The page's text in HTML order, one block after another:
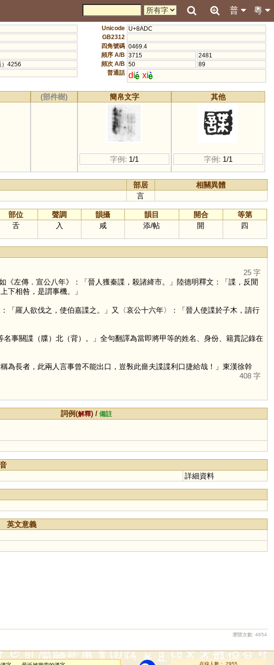
粵
普
）4256
Unicode U+8ADC
GB2312
四角號碼 0469.4
頻序 A/B 3715
2481
頻次 A/B 50
89
普通話 di xi
(部件樹) 簡帛文字
字例: 1/1
其他
字例: 1/1
部居
相關異體
言
部位 聲調 韻攝 韻目 開合
等第
舌 入 咸 添/帖 開 四
25 字
左傳．宣公八年》：「晉人獲秦諜，殺諸絳市。」陸德明釋文：「諜，反閒
下相咎，是謂事機。」
「羅人欲伐之，使伯嘉諜之。」又〈哀公十六年〉：「晉人使諜於子木，請行
事關諜（牒）北（背）。」全句翻譯為當即將甲等的姓名、身份、籍貫記錄在
長者，此兩人言事曾不能出口，豈斅此嗇夫諜諜利口捷給哉！」東漢徐幹
408 字
詞例(解釋) /備註
詳細資料
英文意義
瀏覽次數: 4654
在線人數： 2955